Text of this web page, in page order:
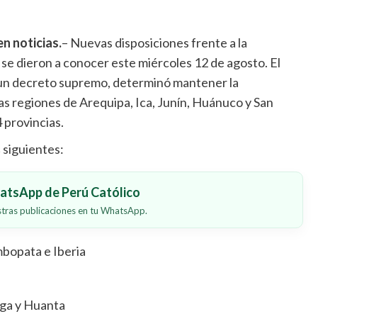
noticias.– Nuevas disposiciones frente a la
dieron a conocer este miércoles 12 de agosto. El
decreto supremo, determinó mantener la
regiones de Arequipa, Ica, Junín, Huánuco y San
provincias.
siguientes:
de Perú Católico
publicaciones en tu WhatsApp.
e Iberia
y Huanta